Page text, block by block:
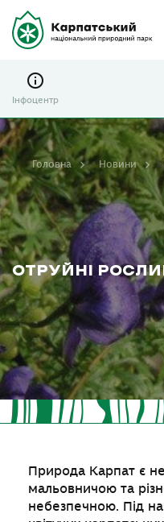
Інфоцентр
ОТРУЙНІ
Головна Новини
Природа Карпат є
мальовничою та
небезпечною. Під